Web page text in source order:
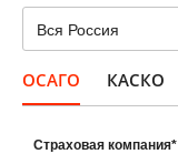
ОСАГО КАСКО
Страховая компания*